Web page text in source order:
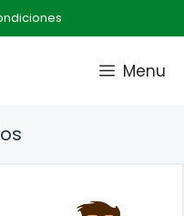
Menu